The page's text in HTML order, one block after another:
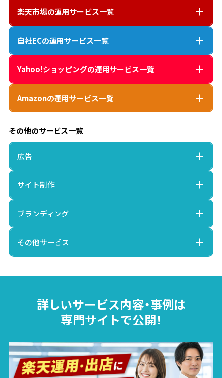
楽天市場の運用サービス一覧
自社ECの運用サービス一覧
Yahoo!ショッピングの運用サービス一覧
Amazonの運用サービス一覧
その他のサービス一覧
広告
サイト制作
ブランディング
その他サービス
詳しいサービス内容・事例は
専門サイトで公開！